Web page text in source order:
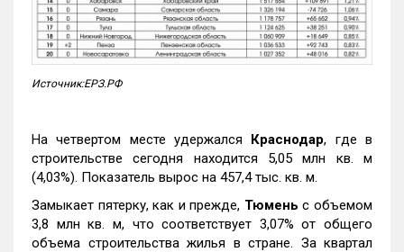
Источник:ЕРЗ.РФ
На четвертом месте удержался Краснодар, где в
строительстве сегодня находится 5,05 млн кв. м
(4,03%). Показатель вырос на 457,4 тыс. кв. м.
Замыкает пятерку, как и прежде, Тюмень с объемом
3,8 млн кв. м, что соответствует 3,07% от общего
объема строительства жилья в стране. За квартал